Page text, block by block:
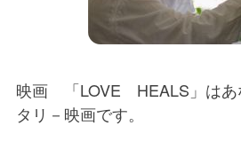
映画 「LOVE HEALS」はあ
タリ－映画です。